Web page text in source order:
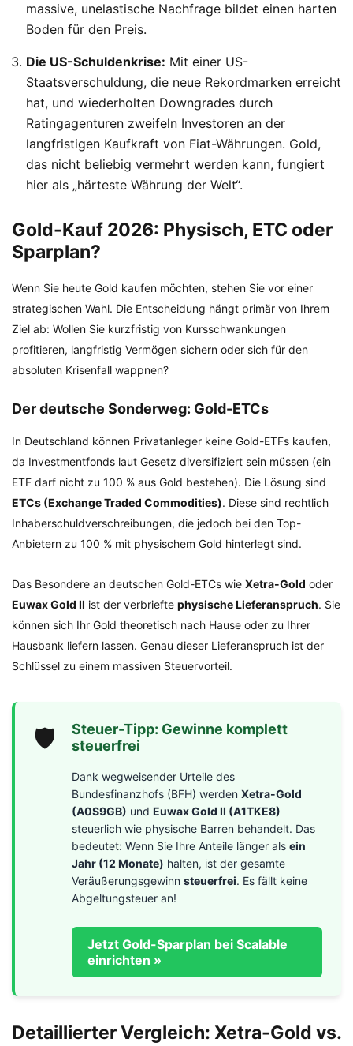
massive, unelastische Nachfrage bildet einen harten
Boden für den Preis.
Die US-Schuldenkrise: Mit einer US-
Staatsverschuldung, die neue Rekordmarken erreicht
hat, und wiederholten Downgrades durch
Ratingagenturen zweifeln Investoren an der
langfristigen Kaufkraft von Fiat-Währungen. Gold,
das nicht beliebig vermehrt werden kann, fungiert
hier als „härteste Währung der Welt“.
Gold-Kauf 2026: Physisch, ETC oder
Sparplan?
Wenn Sie heute Gold kaufen möchten, stehen Sie vor einer
strategischen Wahl. Die Entscheidung hängt primär von Ihrem
Ziel ab: Wollen Sie kurzfristig von Kursschwankungen
profitieren, langfristig Vermögen sichern oder sich für den
absoluten Krisenfall wappnen?
Der deutsche Sonderweg: Gold-ETCs
In Deutschland können Privatanleger keine Gold-ETFs kaufen,
da Investmentfonds laut Gesetz diversifiziert sein müssen (ein
ETF darf nicht zu 100 % aus Gold bestehen). Die Lösung sind
ETCs (Exchange Traded Commodities). Diese sind rechtlich
Inhaberschuldverschreibungen, die jedoch bei den Top-
Anbietern zu 100 % mit physischem Gold hinterlegt sind.
Das Besondere an deutschen Gold-ETCs wie Xetra-Gold oder
Euwax Gold II ist der verbriefte physische Lieferanspruch. Sie
können sich Ihr Gold theoretisch nach Hause oder zu Ihrer
Hausbank liefern lassen. Genau dieser Lieferanspruch ist der
Schlüssel zu einem massiven Steuervorteil.
🛡️
Steuer-Tipp: Gewinne komplett
steuerfrei
Dank wegweisender Urteile des
Bundesfinanzhofs (BFH) werden Xetra-Gold
(A0S9GB) und Euwax Gold II (A1TKE8)
steuerlich wie physische Barren behandelt. Das
bedeutet: Wenn Sie Ihre Anteile länger als ein
Jahr (12 Monate) halten, ist der gesamte
Veräußerungsgewinn steuerfrei. Es fällt keine
Abgeltungsteuer an!
Jetzt Gold-Sparplan bei Scalable
einrichten »
Detaillierter Vergleich: Xetra-Gold vs.